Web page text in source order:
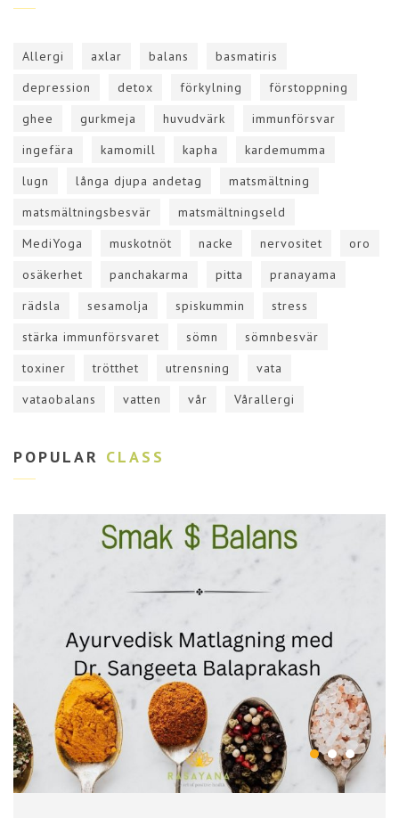
Allergi axlar balans
basmatiris
depression
detox förkylning
förstoppning
ghee
gurkmeja huvudvärk
immunförsvar
ingefära
kamomill kapha
kardemumma
lugn
långa djupa andetag
matsmältning
matsmältningsbesvär
matsmältningseld
MediYoga
muskotnöt nacke nervositet
oro
osäkerhet
panchakarma pitta
pranayama
rädsla
sesamolja spiskummin
stress
stärka immunförsvaret
sömn
sömnbesvär
toxiner
trötthet utrensning
vata
vataobalans
vatten vår Vårallergi
POPULAR CLASS